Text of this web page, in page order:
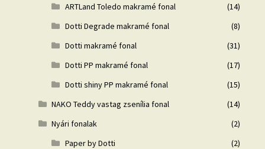
ARTLand Toledo makramé fonal
(14)
Dotti Degrade makramé fonal
(8)
Dotti makramé fonal
(31)
Dotti PP makramé fonal
(17)
Dotti shiny PP makramé fonal
(15)
NAKO Teddy vastag zsenília fonal
(14)
Nyári fonalak
(2)
Paper by Dotti
(2)